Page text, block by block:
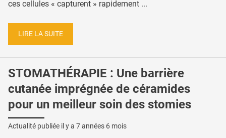
ces cellules « capturent » rapidement ...
LIRE LA SUITE
STOMATHÉRAPIE : Une barrière
cutanée imprégnée de céramides
pour un meilleur soin des stomies
Actualité publiée il y a 7 années 6 mois